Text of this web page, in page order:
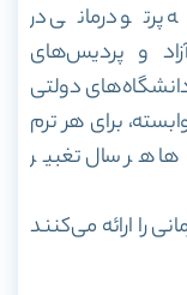
درمانی در
و پردیس‌های
دولتی
برای هر ترم
هر سال تغبیر
را ارائه می‌کنند